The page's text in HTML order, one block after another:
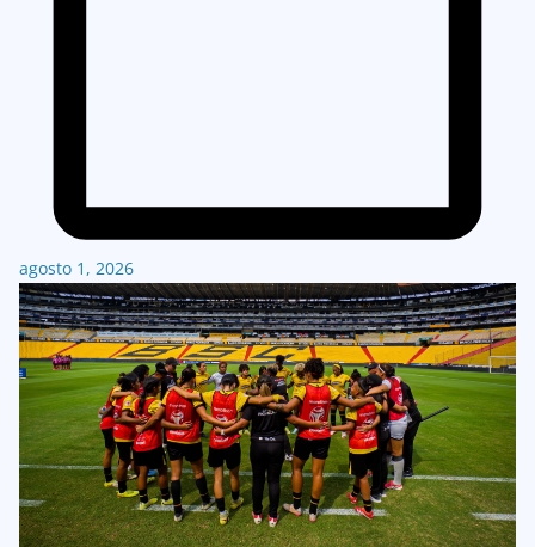
agosto 1, 2026